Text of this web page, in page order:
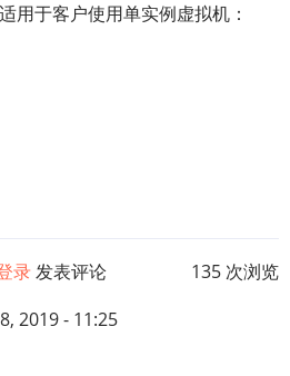
用于客户使用单实例虚拟机：
录发表评论
135 次浏览
2019 - 11:25